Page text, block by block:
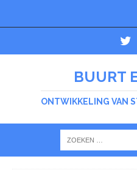
BUURT
ONTWIKKELING VAN